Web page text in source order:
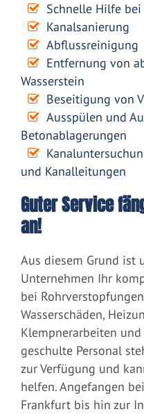
Schnelle Hilfe
Kanalsanierung
Abflussreinigung
Entfernung von
Wasserstein
Beseitigung von
Ausspülen und
Betonablagerungen
und Kanalleitungen
Guter Service
an!
Aus diesem Grund ist
Unternehmen Ihr
bei
Wasserschäden,
Klempnerarbeiten
geschulte Personal
zur Verfügung und
helfen. Angefangen
Frankfurt bis hin zur